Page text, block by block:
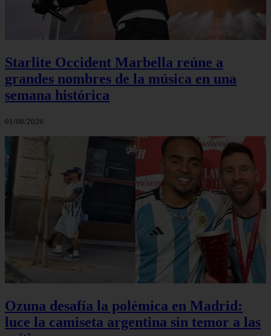
Starlite Occident Marbella reúne a
grandes nombres de la música en una
semana histórica
01/08/2026
Ozuna desafía la polémica en Madrid:
luce la camiseta argentina sin temor a las